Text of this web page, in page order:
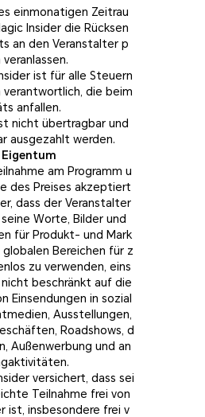
einmonatigen Zeitrau
Insider die Rücksen
an den Veranstalter p
ist für alle Steuern
verantwortlich, die beim
anfallen.
nicht übertragbar und
ausgezahlt werden.
am Programm u
des Preises akzeptiert
dass der Veranstalter
Worte, Bilder und
für Produkt- und Mark
Bereichen für z
zu verwenden, eins
beschränkt auf die
Einsendungen in sozial
Ausstellungen,
Roadshows, d
Außenwerbung und an
versichert, dass sei
Teilnahme frei von
ist, insbesondere frei v